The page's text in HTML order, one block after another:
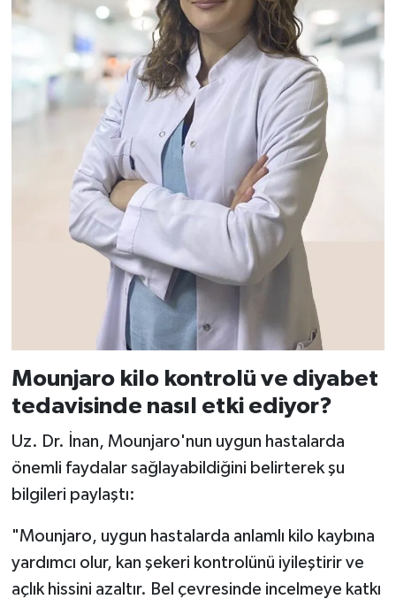
Mounjaro kilo kontrolü ve diyabet
tedavisinde nasıl etki ediyor?
Uz. Dr. İnan, Mounjaro'nun uygun hastalarda
önemli faydalar sağlayabildiğini belirterek şu
bilgileri paylaştı:
"Mounjaro, uygun hastalarda anlamlı kilo kaybına
yardımcı olur, kan şekeri kontrolünü iyileştirir ve
açlık hissini azaltır. Bel çevresinde incelmeye katkı